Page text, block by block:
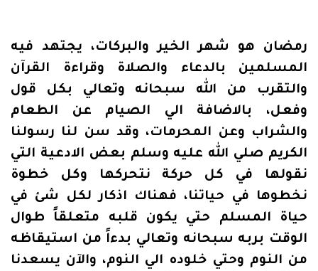
رمضان هو شهر الخير والبركات، يجتهد فيه
المسلمين بالدعاء والصلاة وقراءة القرآن
والتقرب من الله سبحانه وتعالي بكل قول
وفعل، بالاضافة الي الصيام عن الطعام
والشراب وعن المحرمات، وقد سن لنا رسولنا
الكريم صلي الله عليه وسلم بعض الادعية التي
نقولها في كل حركة نتحركها وكل خطوة
نخطوها في حياتنا، فهناك اذكار لكل شئ في
حياة المسلم حتي يكون قلبه متعلقاً طوال
الوقت بربه سبحانه وتعالي بدءاً من استيقاظه
من النوم وحتي خلوده الي النوم، والآن يسعدنا